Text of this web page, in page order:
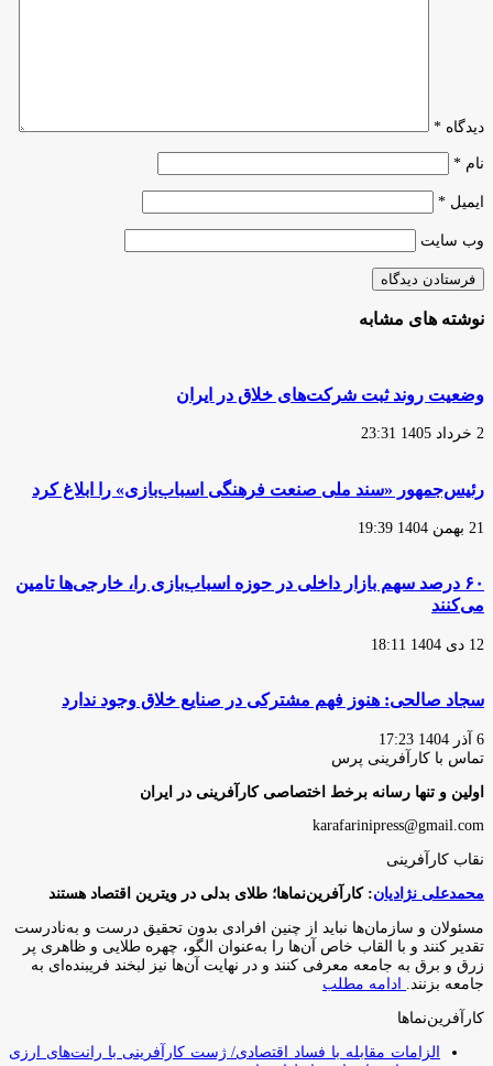
دیدگاه *
نام *
ایمیل *
وب‌ سایت
نوشته های مشابه
وضعیت روند ثبت شرکت‌های خلاق در ایران
2 خرداد 1405 23:31
رئیس‌جمهور «سند ملی صنعت فرهنگی اسباب‌بازی» را ابلاغ کرد
21 بهمن 1404 19:39
۶۰ درصد سهم بازار داخلی در حوزه اسباب‌بازی را، خارجی‌ها تامین
می‌کنند
12 دی 1404 18:11
سجاد صالحی: هنوز فهم مشترکی در صنایع خلاق وجود ندارد
6 آذر 1404 17:23
تماس با کارآفرینی پرس
اولین و تنها رسانه برخط اختصاصی کارآفرینی در ایران
karafarinipress@gmail.com
نقاب کارآفرینی
محمدعلی نژادیان: کارآفرین‌نماها؛ طلای بدلی در ویترین اقتصاد هستند
مسئولان و سازمان‌ها نباید از چنین افرادی بدون تحقیق درست و به‌نادرست
تقدیر کنند و با القاب خاص آ‌ن‌ها را به‌عنوان الگو، چهره طلایی و ظاهری پر
زرق و برق به جامعه معرفی کنند و در نهایت آن‌ها نیز لبخند فریبنده‌ای به
جامعه بزنند.
ادامه مطلب
کارآفرین‌نماها
الزامات مقابله با فساد اقتصادی/ ژست کارآفرینی با رانت‌های ارزی